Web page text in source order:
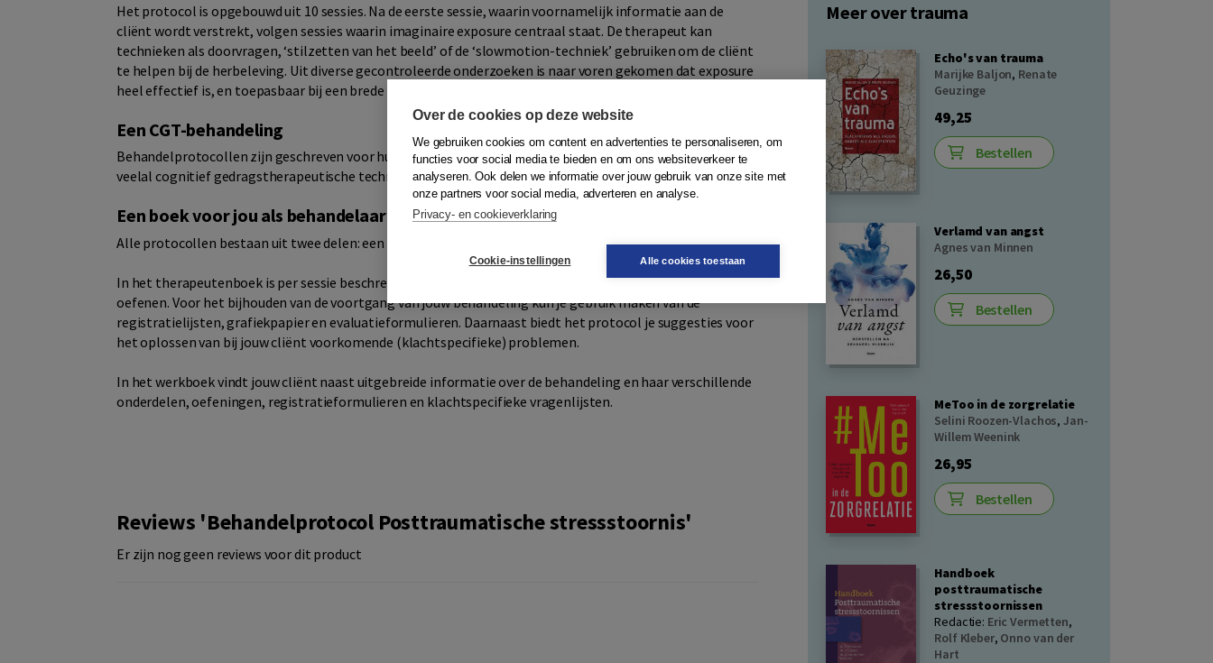
Het protocol is opgebouwd uit 10 sessies. Na de eerste sessie, waarin voornamelijk informatie aan de
cliënt wordt verstrekt, volgen sessies waarin imaginaire exposure centraal staat. De therapeut kan
technieken als doorvragen, ‘stilzetten van het beeld’ of de ‘slowmotion-techniek’ gebruiken om de cliënt
te helpen bij de herbeleving. Uit diverse gecontroleerde onderzoeken is naar voren gekomen dat exposure
heel effectief is, en toepasbaar bij een brede range van traumaslachtoffers.
Een CGT-behandeling
Behandelprotocollen zijn geschreven voor hulpverleners in de geestelijke gezondheidszorg. Ze gebruiken
veelal cognitief gedragstherapeutische technieken.
Een boek voor jou als behandelaar en een werkboek voor je cliënt
Alle protocollen bestaan uit twee delen: een therapeutenboek en een werkboek.
In het therapeutenboek is per sessie beschreven welke onderdelen je met de cliënt kunt bespreken en
oefenen. Voor het bijhouden van de voortgang van jouw behandeling kun je gebruik maken van de
registratielijsten, grafiekpapier en evaluatieformulieren. Daarnaast biedt het protocol je suggesties voor
het oplossen van bij jouw cliënt voorkomende (klachtspecifieke) problemen.
In het werkboek vindt jouw cliënt naast uitgebreide informatie over de behandeling en haar verschillende
onderdelen, oefeningen, registratieformulieren en klachtspecifieke vragenlijsten.
Reviews 'Behandelprotocol Posttraumatische stressstoornis'
Er zijn nog geen reviews voor dit product
Meer over trauma
Echo's van trauma
Marijke Baljon, Renate
Geuzinge
49,25
Bestellen
Verlamd van angst
Agnes van Minnen
26,50
Bestellen
MeToo in de zorgrelatie
Selini Roozen-Vlachos,Jan-
Willem Weenink
26,95
Bestellen
Handboek
posttraumatische
stressstoornissen
Redactie: Eric Vermetten,
Rolf Kleber, Onno van der
Hart
Over de cookies op deze website
We gebruiken cookies om content en advertenties te personaliseren, om
functies voor social media te bieden en om ons websiteverkeer te
analyseren. Ook delen we informatie over jouw gebruik van onze site met
onze partners voor social media, adverteren en analyse.
Privacy- en cookieverklaring
Cookie-instellingen Alle cookies toestaan